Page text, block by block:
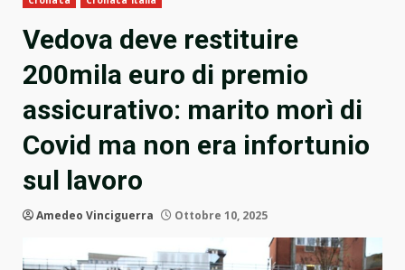
Vedova deve restituire
200mila euro di premio
assicurativo: marito morì di
Covid ma non era infortunio
sul lavoro
Amedeo Vinciguerra Ottobre 10, 2025